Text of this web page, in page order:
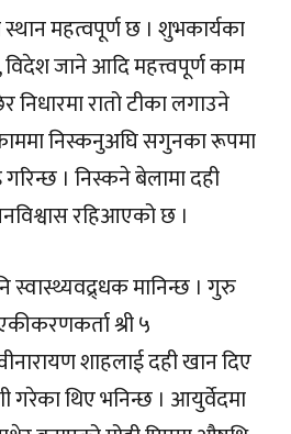
स्थान महत्वपूर्ण छ । शुभकार्यका
जाने आदि महत्त्वपूर्ण काम
निधारमा रातो टीका लगाउने
निस्कनुअघि सगुनका रूपमा
। निस्कने बेलामा दही
रहिआएको छ ।
स्वास्थ्यवद्र्धक मानिन्छ । गुरु
श्री ५
शाहलाई दही खान दिए
गरेका थिए भनिन्छ । आयुर्वेदमा